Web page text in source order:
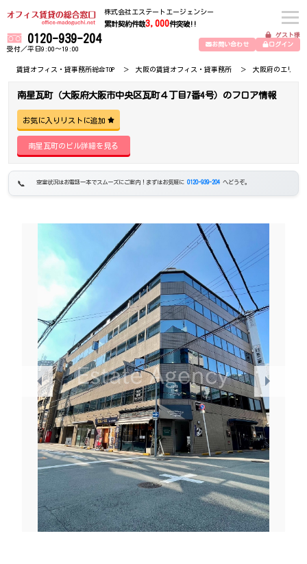
株式会社エステートエージェンシー
累計契約件数3,000件突破!!
0120-939-204
受付／平日9:00～19:00
ゲスト様
お問い合わせ
ログイン
賃貸オフィス・貸事務所総合TOP 大阪の賃貸オフィス・貸事務所 大阪府のエリア
南星瓦町（大阪府大阪市中央区瓦町４丁目7番4号）のフロア情報
お気に入りリストに追加
南星瓦町のビル詳細を見る
空室状況はお電話一本でスムーズにご案内！まずはお気軽に 0120-939-204 へどうぞ。